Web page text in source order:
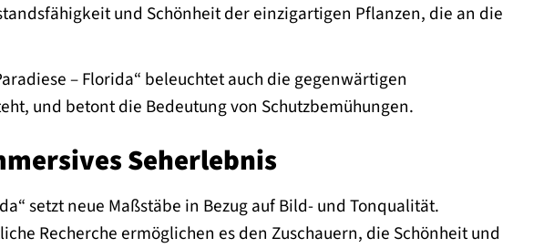
und Schönheit der einzigartigen Pflanzen, die an die
– Florida“ beleuchtet auch die gegenwärtigen
und betont die Bedeutung von Schutzbemühungen.
Seherlebnis
setzt neue Maßstäbe in Bezug auf Bild- und Tonqualität.
Recherche ermöglichen es den Zuschauern, die Schönheit und